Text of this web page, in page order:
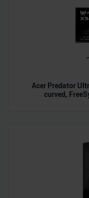
Acer Predator
curved,